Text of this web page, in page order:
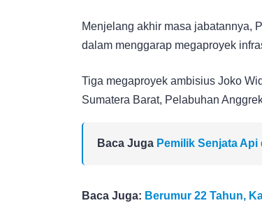
Menjelang akhir masa jabatannya,
dalam menggarap megaproyek
Tiga megaproyek ambisius Joko
Sumatera Barat, Pelabuhan
Baca Juga Pemilik Senjata
Baca Juga: Berumur 22 Tahun,